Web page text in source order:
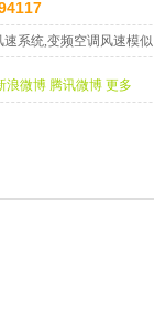
速系统,变频空调风速模似
浪微博 腾讯微博 更多